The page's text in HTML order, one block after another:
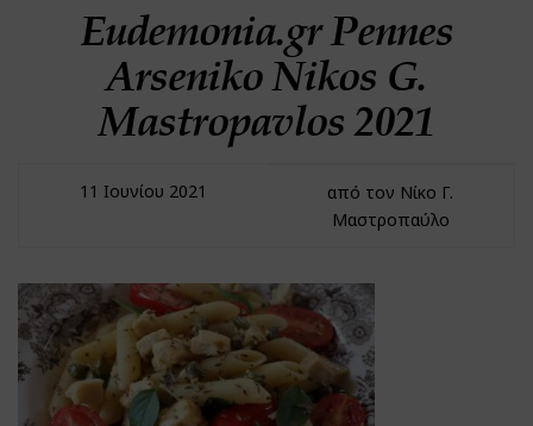
Eudemonia.gr Pennes
Arseniko Nikos G.
Mastropavlos 2021
11 Ιουνίου 2021
από τον Νίκο Γ.
Μαστροπαύλο